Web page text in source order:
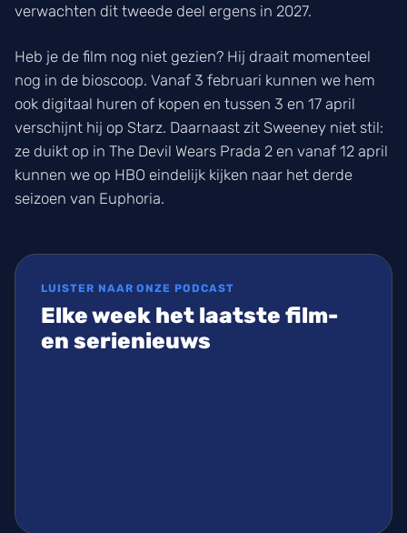
verwachten dit tweede deel ergens in 2027.
Heb je de film nog niet gezien? Hij draait momenteel
nog in de bioscoop. Vanaf 3 februari kunnen we hem
ook digitaal huren of kopen en tussen 3 en 17 april
verschijnt hij op Starz. Daarnaast zit Sweeney niet stil:
ze duikt op in The Devil Wears Prada 2 en vanaf 12 april
kunnen we op HBO eindelijk kijken naar het derde
seizoen van Euphoria.
LUISTER NAAR ONZE PODCAST
Elke week het laatste film-
en serienieuws